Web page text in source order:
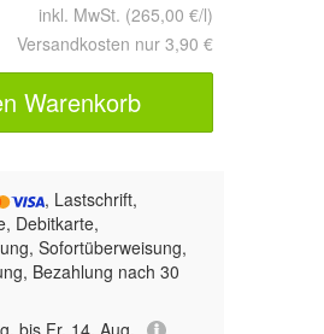
inkl. MwSt. (265,00 €/l)
Versandkosten nur 3,90 €
Warenkorb
, Lastschrift,
Debitkarte,
Sofortüberweisung,
Bezahlung nach 30
bis Fr, 14. Aug.